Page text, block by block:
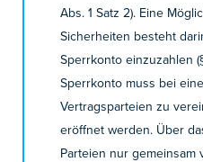
Abs. 1 Satz 2). Eine
Sicherheiten besteht
Sperrkonto einzuzahlen
Sperrkonto muss bei
Vertragsparteien zu
eröffnet werden. Über
Parteien nur gemeinsam